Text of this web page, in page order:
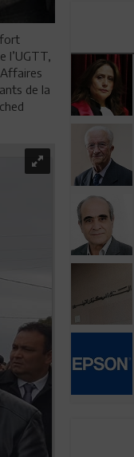
fort
l’UGTT,
de la